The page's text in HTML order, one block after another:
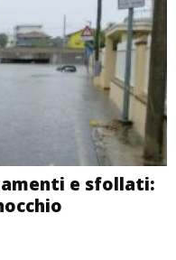
e sfollati: